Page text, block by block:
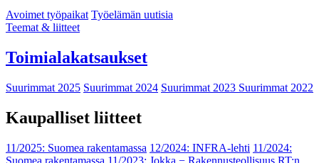
Avoimet työpaikat Työelämän uutisia
Teemat & liitteet
Toimialakatsaukset
Suurimmat 2025 Suurimmat 2024 Suurimmat 2023 Suurimmat 2022
Kaupalliset liitteet
11/2025: Suomea rakentamassa 12/2024: INFRA-lehti 11/2024:
Suomea rakentamassa 11/2023: Jokka − Rakennusteollisuus RT:n